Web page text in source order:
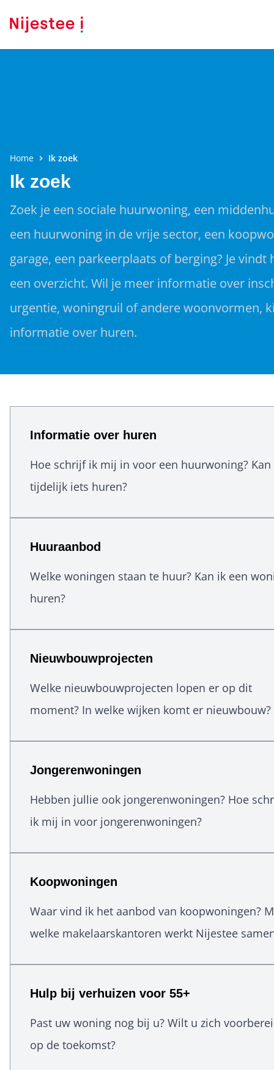
Home Ik zoek
Ik zoek
Zoek je een sociale huurwoning, een
een huurwoning in de vrije sector, een
garage, een parkeerplaats of berging? Je vindt
een overzicht. Wil je meer informatie over
urgentie, woningruil of andere woonvormen,
informatie over huren.
Informatie over huren
Hoe schrijf ik mij in voor een huurwoning? Kan
tijdelijk iets huren?
Huuraanbod
Welke woningen staan te huur? Kan ik een
huren?
Nieuwbouwprojecten
Welke nieuwbouwprojecten lopen er op dit
moment? In welke wijken komt er nieuwbouw?
Jongerenwoningen
Hebben jullie ook jongerenwoningen? Hoe
ik mij in voor jongerenwoningen?
Koopwoningen
Waar vind ik het aanbod van koopwoningen?
welke makelaarskantoren werkt Nijestee
Hulp bij verhuizen voor 55+
Past uw woning nog bij u? Wilt u zich
op de toekomst?